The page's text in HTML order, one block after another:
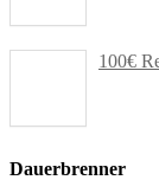
100€
Dauerbrenner